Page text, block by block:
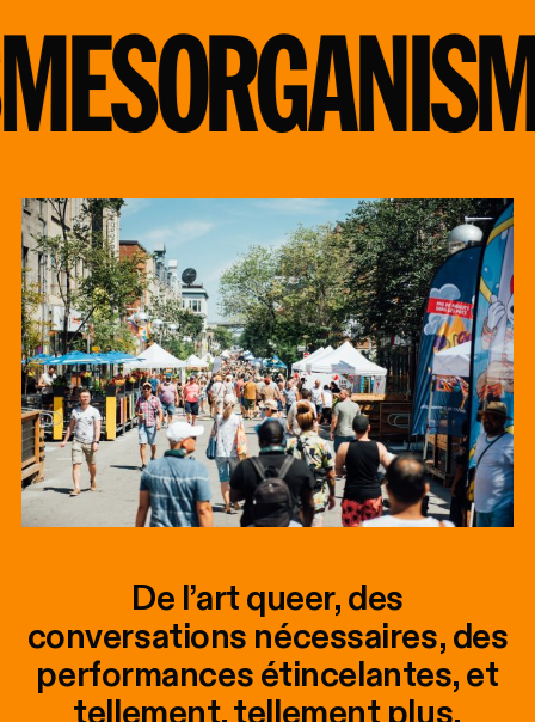
De l’art queer, des
conversations nécessaires, des
performances étincelantes, et